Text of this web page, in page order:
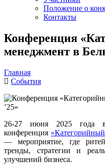
Положение о
Контакты
Конференция
менеджмент в
Главная
События
26-27 июня 2025 года в
конференция
— мероприятие, где
тренды, стратегии и
улучшений бизнеса.